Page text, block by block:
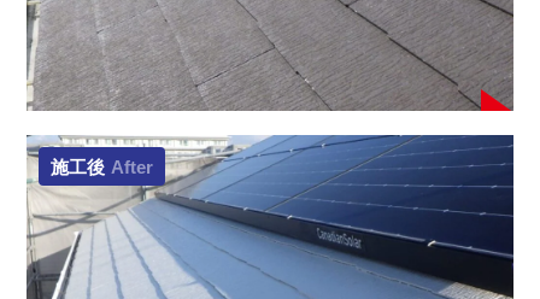
施工後 After